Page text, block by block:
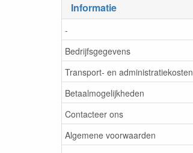
Informatie
-
Bedrijfsgegevens
Transport- en administratiekosten
Betaalmogelijkheden
Contacteer ons
Algemene voorwaarden